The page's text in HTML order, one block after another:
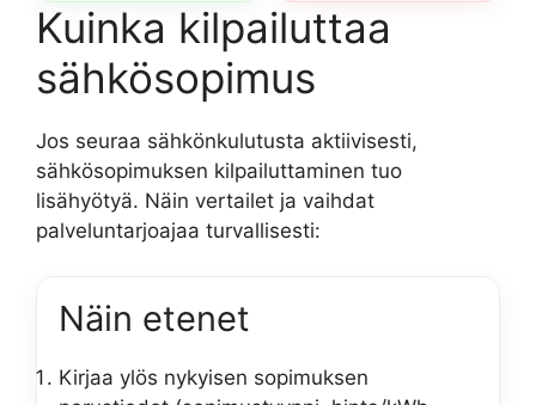
Kuinka kilpailuttaa
sähkösopimus
Jos seuraa sähkönkulutusta aktiivisesti,
sähkösopimuksen kilpailuttaminen tuo
lisähyötyä. Näin vertailet ja vaihdat
palveluntarjoajaa turvallisesti:
Näin etenet
Kirjaa ylös nykyisen sopimuksen